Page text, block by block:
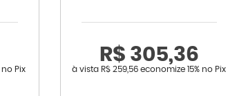
no Pix
R$ 305,36
à vista R$ 259,56 economize15% no Pix